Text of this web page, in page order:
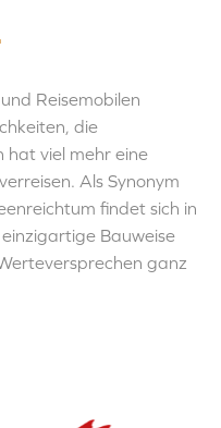
Reisemobilen
die
hat viel mehr eine
Als Synonym
findet sich in
Bauweise
ganz